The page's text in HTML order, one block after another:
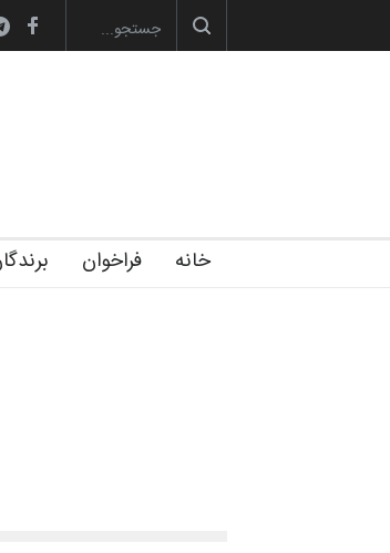
رویداد دوره‌های تخصصی فصل تابستان 1405 خانه کا…
خانه فراخوان